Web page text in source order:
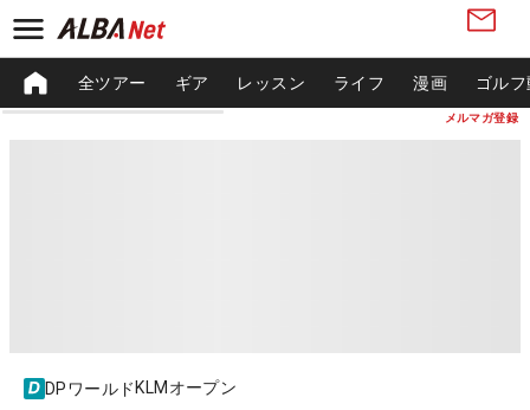
メルマガ登録
全ツアー ギア レッスン ライフ 漫画 ゴル
DPワールド KLMオープン